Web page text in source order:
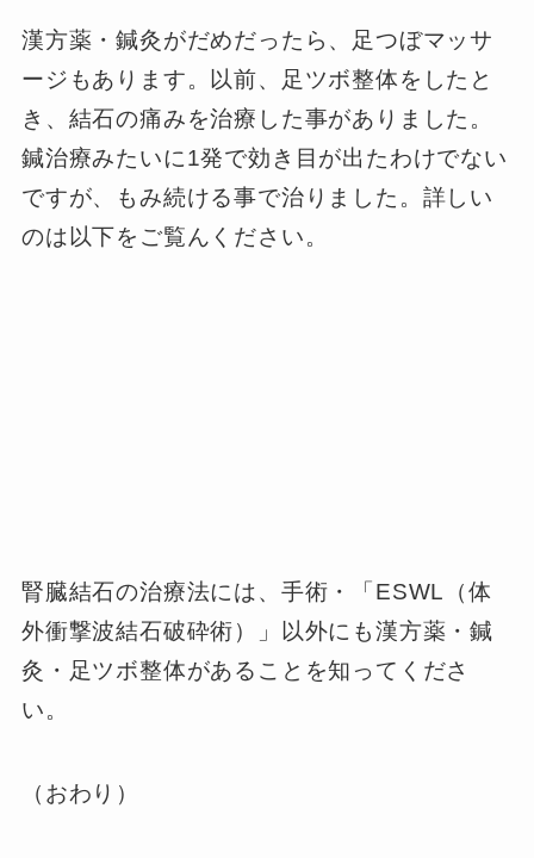
漢方薬・鍼灸がだめだったら、足つぼマッサ
ージもあります。以前、足ツボ整体をしたと
き、結石の痛みを治療した事がありました。
鍼治療みたいに1発で効き目が出たわけでない
ですが、もみ続ける事で治りました。詳しい
のは以下をご覧んください。
腎臓結石の治療法には、手術・「ESWL（体
外衝撃波結石破砕術）」以外にも漢方薬・鍼
灸・足ツボ整体があることを知ってくださ
い。
（おわり）